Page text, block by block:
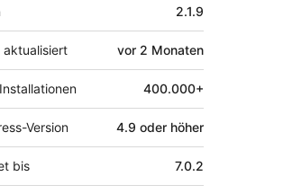
2.1.9
vor 2 Monaten
400.000+
Version 4.9 oder höher
bis 7.0.2